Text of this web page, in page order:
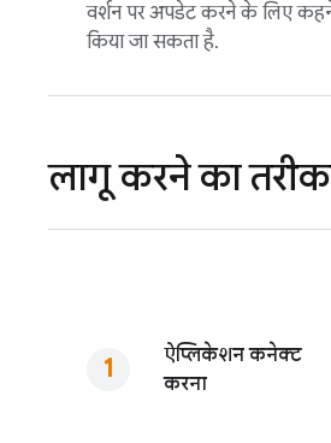
वर्शन पर अपडेट करने के लिए
किया जा सकता है.
लागू करने का
ऐप्लिकेशन कनेक्ट
करना